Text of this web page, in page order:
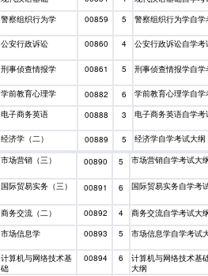
警察组织行为学 00859 5 警察组织行为学自
公安行政诉讼 00860 4 公安行政诉讼自学考
刑事侦查情报学 00861 5 刑事侦查情报学自
学前教育心理学 00882 6 学前教育心理学自
电子商务英语 00888 3 电子商务英语自学考
经济学（二） 00889 5 经济学自学考试大纲
市场营销（三） 00890 5 市场营销自学考试大
国际贸易实务（三） 00891 6 国际贸易实务自学考
商务交流（二） 00892 4 商务交流自学考试大
市场信息学 00893 5 市场信息学自学考试
计算机与网络技术基
础
00894 6
计算机与网络技术基
大纲